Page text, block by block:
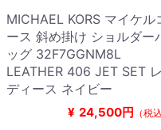
MICHAEL KORS マイケル
ース 斜め掛け ショルダー
ッグ 32F7GGNM8L
LEATHER 406 JET SET レ
ディース ネイビー
¥ 24,500円 （税